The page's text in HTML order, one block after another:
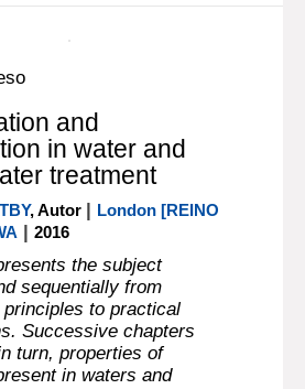
bajo el lema:
and
in water and
treatment
, Autor|London [REINO
|2016